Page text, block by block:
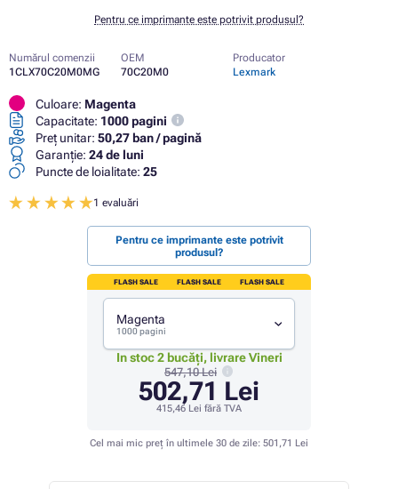
Pentru ce imprimante este potrivit produsul?
Numărul comenzii
1CLX70C20M0MG
OEM
70C20M0
Producator
Lexmark
Culoare: Magenta
Capacitate: 1000 pagini
Preț unitar: 50,27 ban / pagină
Garanţie: 24 de luni
Puncte de loialitate: 25
1 evaluări
Pentru ce imprimante este potrivit
produsul?
FLASH SALE FLASH SALE FLASH SALE
Magenta
1000 pagini
In stoc 2 bucăți, livrare Vineri
547,10 Lei
502,71 Lei
415,46 Lei fără TVA
Cel mai mic preț în ultimele 30 de zile: 501,71 Lei